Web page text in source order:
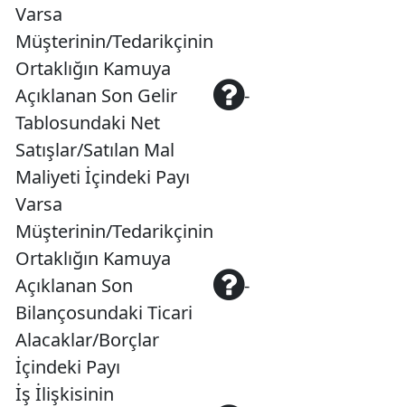
Varsa
Müşterinin/Tedarikçinin
Ortaklığın Kamuya
Açıklanan Son Gelir
Tablosundaki Net
Satışlar/Satılan Mal
Maliyeti İçindeki Payı
-
Varsa
Müşterinin/Tedarikçinin
Ortaklığın Kamuya
Açıklanan Son
Bilançosundaki Ticari
Alacaklar/Borçlar
İçindeki Payı
-
İş İlişkisinin